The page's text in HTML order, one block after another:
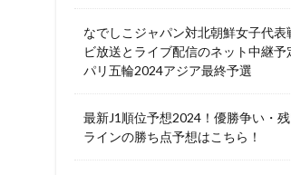
なでしこジャパン対北朝鮮女子代表
ビ放送とライブ配信のネット中継予
パリ五輪2024アジア最終予選
最新J1順位予想2024！優勝争い・
ラインの勝ち点予想はこちら！